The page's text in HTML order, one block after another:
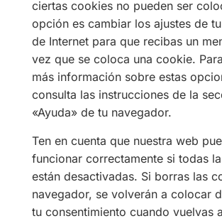
ciertas cookies no pueden ser
opción es cambiar los ajustes de
de Internet para que recibas un
vez que se coloca una cookie.
más información sobre estas
consulta las instrucciones de la
«Ayuda» de tu navegador.
Ten en cuenta que nuestra web
funcionar correctamente si todas
están desactivadas. Si borras las
navegador, se volverán a colocar
tu consentimiento cuando vuelvas